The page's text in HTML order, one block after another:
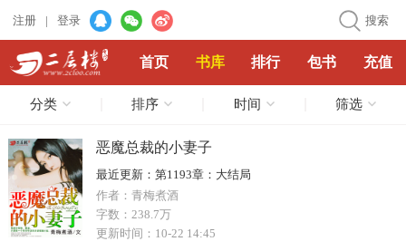
注册 | 登录 搜索
首页 书库 排行 包书 充值
分类 排序 时间 筛选
恶魔总裁的小妻子
最近更新： 第1193章：大结局
作者： 青梅煮酒
字数： 238.7万
更新时间： 10-22 14:45